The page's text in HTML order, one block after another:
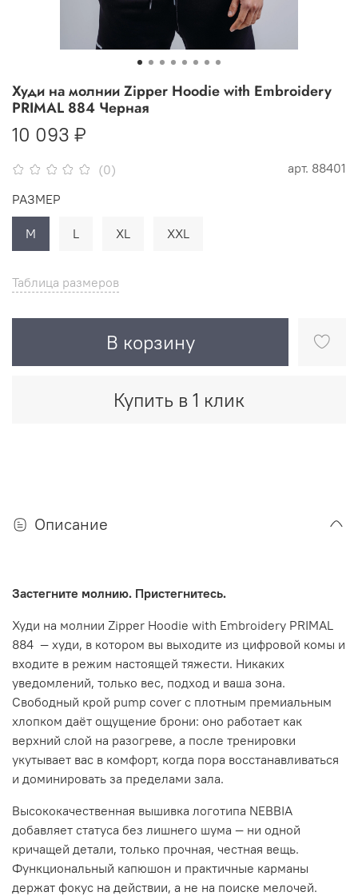
(0) арт. 88401
Худи на молнии Zipper Hoodie with Embroidery
PRIMAL 884 Черная
10 093 ₽
Таблица размеров
В корзину
Купить в 1 клик
РАЗМЕР
M L XL XXL
Описание
Застегните молнию. Пристегнитесь.
Худи на молнии Zipper Hoodie with Embroidery PRIMAL
884 — худи, в котором вы выходите из цифровой комы и
входите в режим настоящей тяжести. Никаких
уведомлений, только вес, подход и ваша зона.
Свободный крой pump cover с плотным премиальным
хлопком даёт ощущение брони: оно работает как
верхний слой на разогреве, а после тренировки
укутывает вас в комфорт, когда пора восстанавливаться
и доминировать за пределами зала.
Высококачественная вышивка логотипа NEBBIA
добавляет статуса без лишнего шума — ни одной
кричащей детали, только прочная, честная вещь.
Функциональный капюшон и практичные карманы
держат фокус на действии, а не на поиске мелочей.